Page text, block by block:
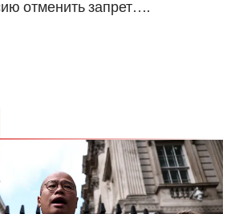
отменить запрет….